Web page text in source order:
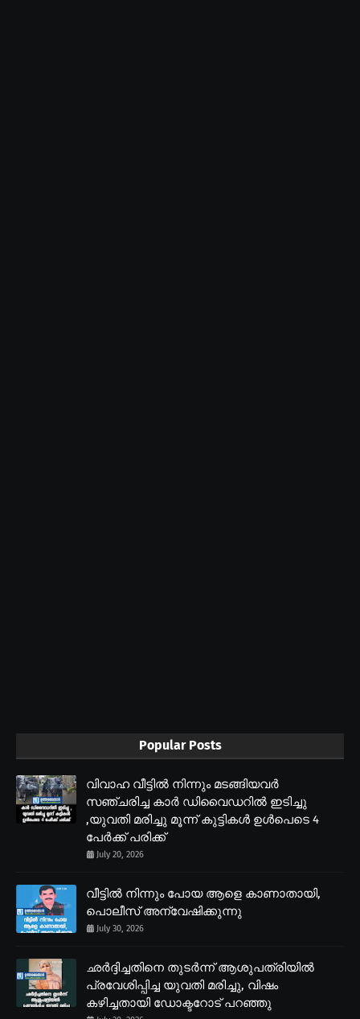
Popular Posts
വിവാഹ വീട്ടിൽ നിന്നും മടങ്ങിയവർ
സഞ്ചരിച്ച കാർ ഡിവൈഡറിൽ ഇടിച്ചു
,യുവതി മരിച്ചു മൂന്ന് കുട്ടികൾ ഉൾപെടെ 4
പേർക്ക് പരിക്ക്
July 20, 2026
വീട്ടിൽ നിന്നും പോയ ആളെ കാണാതായി,
പൊലീസ് അന്വേഷിക്കുന്നു
July 30, 2026
ഛർദ്ദിച്ചതിനെ തുടർന്ന് ആശുപത്രിയിൽ
പ്രവേശിപ്പിച്ച യുവതി മരിച്ചു, വിഷം
കഴിച്ചതായി ഡോക്ടറോട് പറഞ്ഞു